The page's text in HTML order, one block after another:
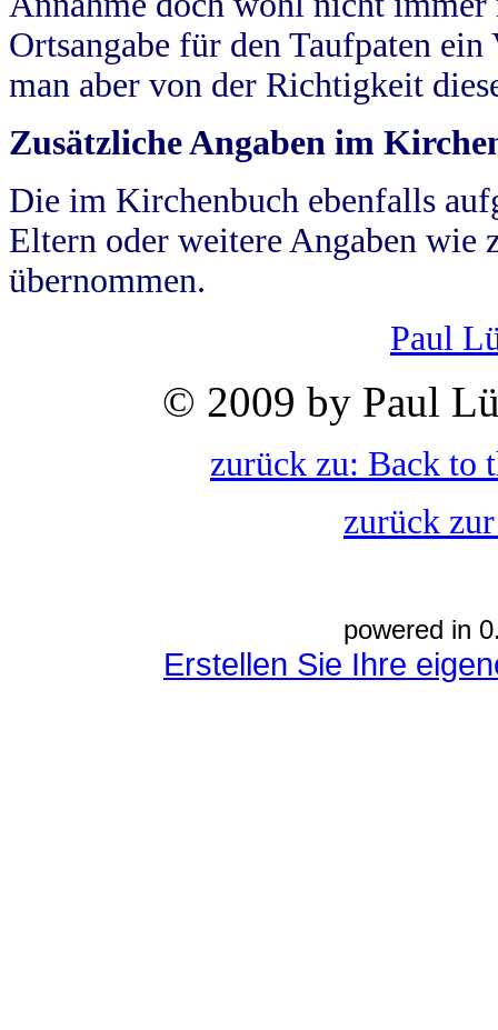
Ortsangabe für den Taufpaten
man aber von der Richtigkeit
Zusätzliche Angaben im
Die im Kirchenbuch ebenfalls
Eltern oder weitere Angaben wie
übernommen.
Paul
© 2009 by Paul
zurück zu: Back to
zurück
powered in
Erstellen Sie Ihre